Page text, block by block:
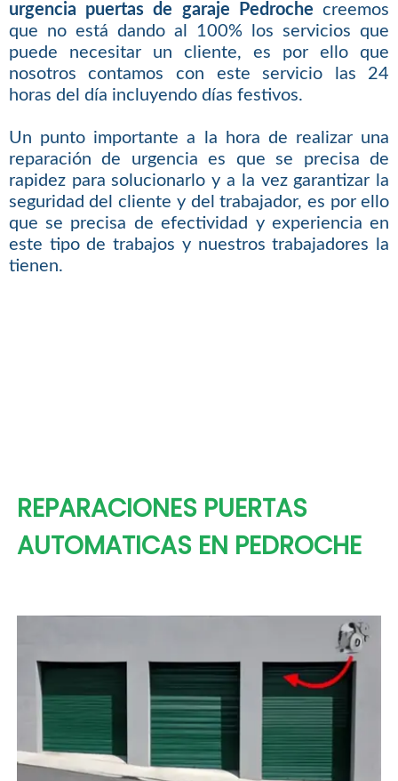
urgencia puertas de garaje Pedroche creemos
que no está dando al 100% los servicios que
puede necesitar un cliente, es por ello que
nosotros contamos con este servicio las 24
horas del día incluyendo días festivos.
Un punto importante a la hora de realizar una
reparación de urgencia es que se precisa de
rapidez para solucionarlo y a la vez garantizar la
seguridad del cliente y del trabajador, es por ello
que se precisa de efectividad y experiencia en
este tipo de trabajos y nuestros trabajadores la
tienen.
REPARACIONES PUERTAS
AUTOMATICAS EN PEDROCHE